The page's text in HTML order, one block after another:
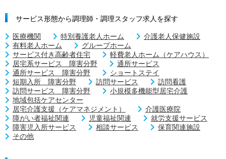
サービス形態から調理師・調理スタッフ求人を探す
医療機関 特別養護老人ホーム
介護老人保健施設
有料老人ホーム
グループホーム
サービス付き高齢者住宅
軽費老人ホーム（ケアハウス）
居宅系サービス 障害分野
通所サービス
通所サービス 障害分野
ショートステイ
短期入所 障害分野
訪問サービス
訪問看護
訪問サービス 障害分野
小規模多機能型居宅介護
地域包括ケアセンター
居宅介護支援（ケアマネジメント）
介護医療院
障がい者福祉関連
児童福祉関連
就労支援サービス
障害児入所サービス
相談サービス
保育関連施設
その他